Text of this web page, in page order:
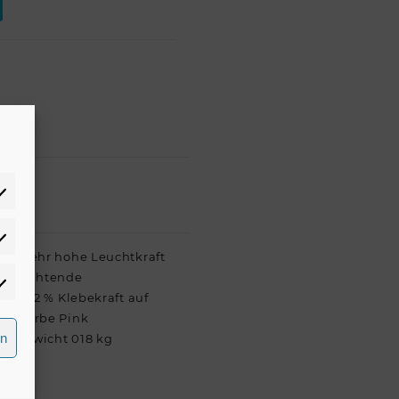
Sehr hohe Leuchtkraft
12 % Klebekraft auf
Farbe Pink
Gewicht 018 kg